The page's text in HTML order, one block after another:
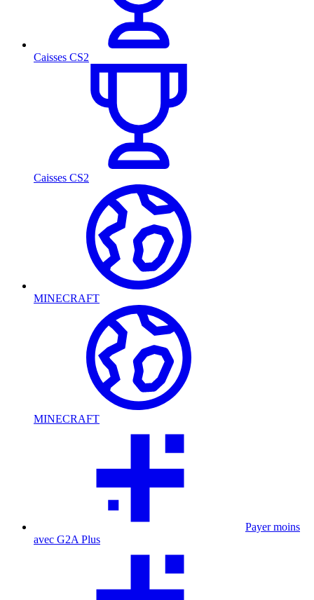
Caisses CS2
Caisses CS2
MINECRAFT
MINECRAFT
Payer moins
avec G2A Plus